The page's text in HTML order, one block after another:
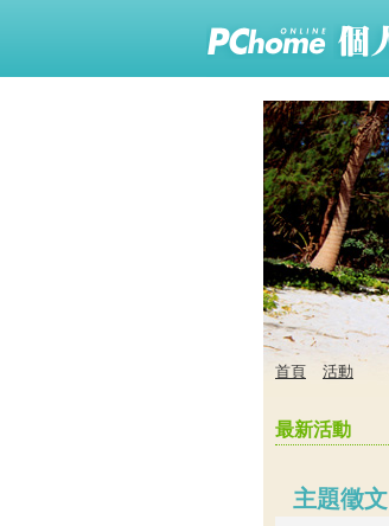
首頁 活動
最新活動
主題徵文